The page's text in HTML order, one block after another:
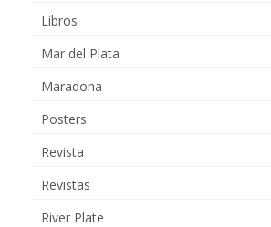
Libros
Mar del Plata
Maradona
Posters
Revista
Revistas
River Plate